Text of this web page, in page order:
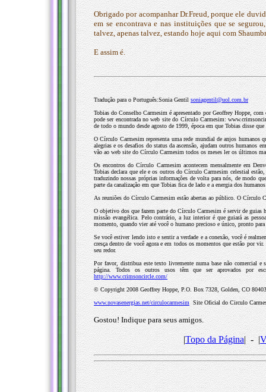
Obrigado por acompanhar Dr.Freud, porque ele
em se encontrava e nas instituições que se
talvez, apenas talvez, estando hoje aqui com
E assim é.
Tradução para o Português:Sonia Gentilsoniagentil@uol.com.br
Tobias do Conselho Carmesim é apresentado por Geoffrey Hoppe,
pode ser encontrada no web site do Círculo Carmesim:
de todo o mundo desde agosto de 1999, época em que Tobias disse
O Círculo Carmesim representa uma rede mundial de anjos humanos
alegrias e os desafios do status da ascensão, ajudam outros humanos
vão ao web site do Círculo Carmesim todos os meses ler os últimos
Os encontros do Círculo Carmesim acontecem mensalmente em
Tobias declara que ele e os outros do Círculo Carmesim celestial
traduzindo nossas próprias informações de volta para nós, de modo
parte da canalização em que Tobias fica de lado e a energia dos
As reuniões do Círculo Carmesim estão abertas ao público. O Círculo
O objetivo dos que fazem parte do Círculo Carmesim é servir de guias
missão evangélica. Pelo contrário, a luz interior é que guiará as
momento, quando vier até você o humano precioso e único, pronto para
Se você estiver lendo isto e sentir a verdade e a conexão, você é
cresça dentro de você agora e em todos os momentos que estão por
seu redor.
Por favor, distribua este texto livremente numa base não comercial
página. Todos os outros usos têm que ser aprovados por
http://www.crimsoncircle.com/
© Copyright 2008 Geoffrey Hoppe, P.O. Box 7328, Golden, CO
www.novasenergias.net/circulocarmesimSite Oficial do Circulo
Gostou! Indique para seus amigos.
|Topo da Página| - |